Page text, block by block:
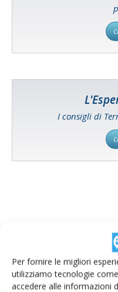
Per fornire le migliori
utilizziamo tecnologie
accedere alle informazioni
I consigli di